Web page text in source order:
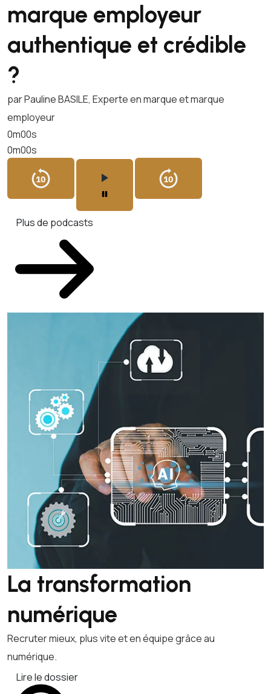
marque employeur
authentique et crédible
?
par Pauline BASILE, Experte en marque et marque
employeur
0m00s
0m00s
Plus de podcasts
La transformation
numérique
Recruter mieux, plus vite et en équipe grâce au
numérique.
Lire le dossier